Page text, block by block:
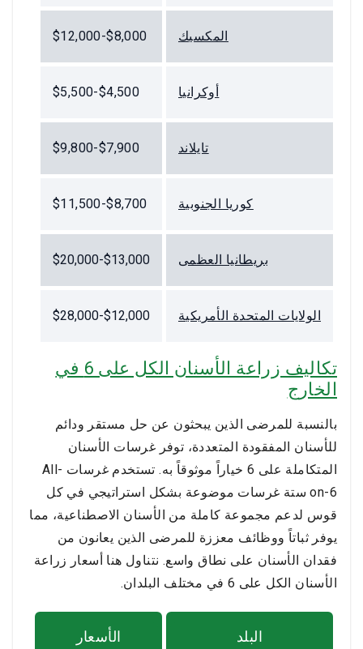
المكسيك $8,000-$12,000
أوكرانيا $4,500-$5,500
تايلاند $7,900-$9,800
كوريا الجنوبية $8,700-$11,500
بريطانيا العظمى $13,000-$20,000
الولايات المتحدة الأمريكية $12,000-$28,000
تكاليف زراعة الأسنان الكل على 6 في
الخارج
بالنسبة للمرضى الذين يبحثون عن حل مستقر ودائم
للأسنان المفقودة المتعددة، توفر غرسات الأسنان
المتكاملة على 6 خياراً موثوقاً به. تستخدم غرسات All-
on-6 ستة غرسات موضوعة بشكل استراتيجي في كل
قوس لدعم مجموعة كاملة من الأسنان الاصطناعية، مما
يوفر ثباتاً ووظائف معززة للمرضى الذين يعانون من
فقدان الأسنان على نطاق واسع. نتناول هنا أسعار زراعة
الأسنان الكل على 6 في مختلف البلدان.
البلد الأسعار